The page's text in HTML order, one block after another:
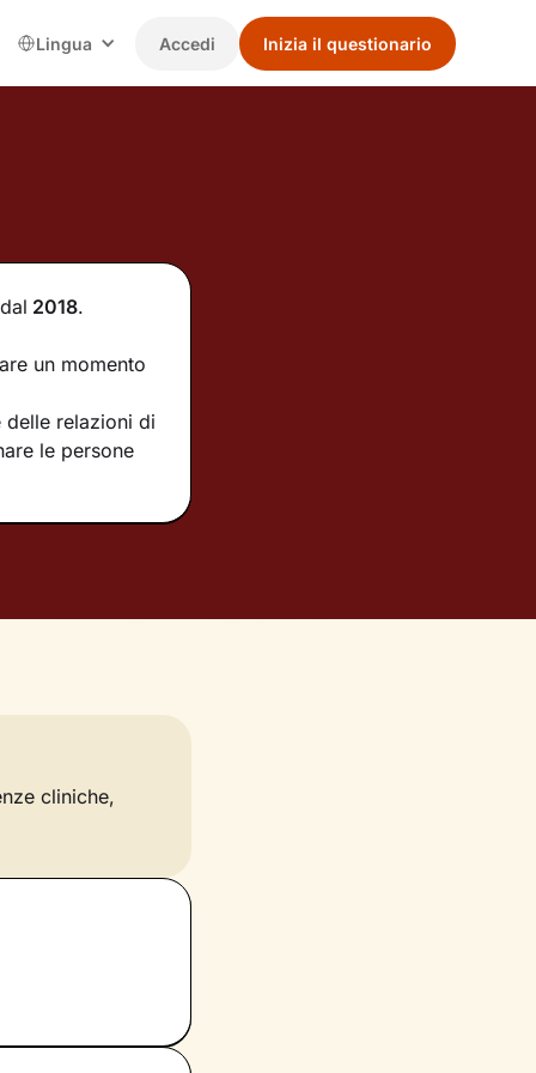
Lingua Accedi Inizia il questionario
dal 2018.
un momento
delle relazioni di
le persone
cliniche,